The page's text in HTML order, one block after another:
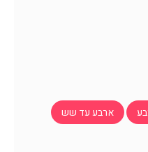
ארבע עד שש